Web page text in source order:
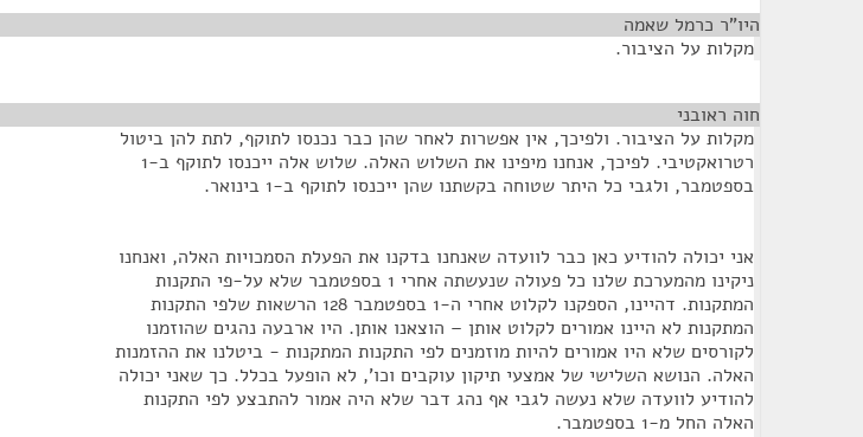
היו"ר כרמל שאמה
מקלות על הציבור.
חוה ראובני
מקלות על הציבור. ולפיכך, אין אפשרות לאחר שהן כבר נכנסו לתוקף, לתת להן ביטול
רטרואקטיבי. לפיכך, אנחנו מיפינו את השלוש האלה. שלוש אלה ייכנסו לתוקף ב-1
בספטמבר, ולגבי כל היתר שטוחה בקשתנו שהן ייכנסו לתוקף ב-1 בינואר.
אני יכולה להודיע כאן כבר לוועדה שאנחנו בדקנו את הפעלת הסמכויות האלה, ואנחנו
ניקינו מהמערכת שלנו כל פעולה שנעשתה אחרי 1 בספטמבר שלא על-פי התקנות
המתקנות. דהיינו, הספקנו לקלוט אחרי ה-1 בספטמבר 128 הרשאות שלפי התקנות
המתקנות לא היינו אמורים לקלוט אותן – הוצאנו אותן. היו ארבעה נהגים שהוזמנו
לקורסים שלא היו אמורים להיות מוזמנים לפי התקנות המתקנות - ביטלנו את ההזמנות
האלה. הנושא השלישי של אמצעי תיקון עוקבים וכו', לא הופעל בכלל. כך שאני יכולה
להודיע לוועדה שלא נעשה לגבי אף נהג דבר שלא היה אמור להתבצע לפי התקנות
האלה החל מ-1 בספטמבר.